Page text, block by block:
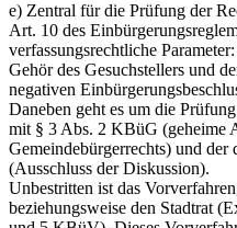
e) Zentral für die Prüfung der
Art. 10 des
verfassungsrechtliche
Gehör des Gesuchstellers und
negativen
Daneben geht es um die
mit § 3 Abs. 2 KBüG (geheime
Gemeindebürgerrechts) und
(Ausschluss der Diskussion).
Unbestritten ist das
beziehungsweise den Stadtrat